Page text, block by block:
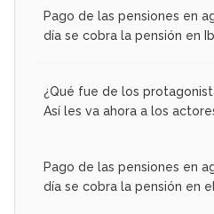
Pago de las pensiones en
día se cobra la pensión en
¿Qué fue de los
Así les va ahora a los
Pago de las pensiones en
día se cobra la pensión en